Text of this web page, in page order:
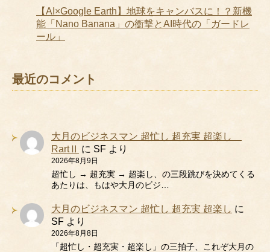
【AI×Google Earth】地球をキャンバスに！？新機
能「Nano Banana」の衝撃とAI時代の「ガードレ
ール」
最近のコメント
大月のビジネスマン 超忙し 超充実 超楽し
RartⅡ に SF より
2026年8月9日
超忙し → 超充実 → 超楽し、の三段跳びを決めてくる
あたりは、もはや大月のビジ…
大月のビジネスマン 超忙し 超充実 超楽し に
SF より
2026年8月8日
「超忙し・超充実・超楽し」の三拍子、これぞ大月の